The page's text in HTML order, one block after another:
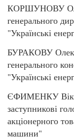
КОРШУНОВУ
генерального
"Українські
БУРАКОВУ
генерального
"Українські
ЄФИМЕНКУ
заступникові
акціонерного
машини"